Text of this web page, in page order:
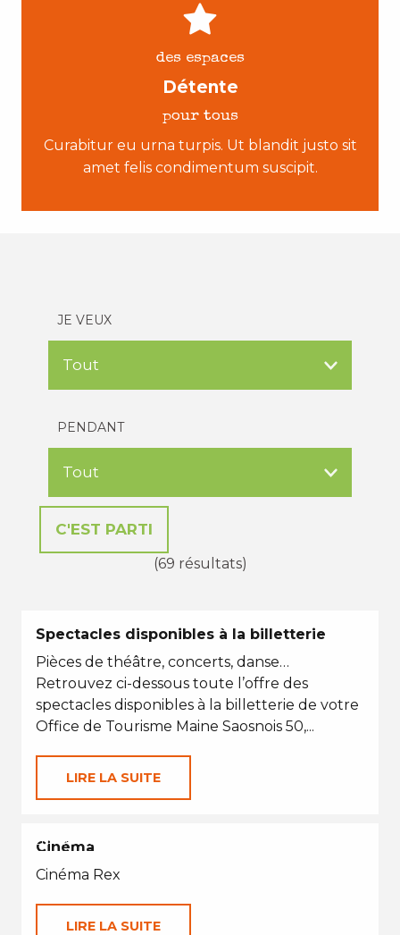
des espaces
Détente
pour tous
Curabitur eu urna turpis. Ut blandit justo sit
amet felis condimentum suscipit.
JE VEUX
PENDANT
(69 résultats)
Spectacles disponibles à la billetterie
Pièces de théâtre, concerts, danse…
Retrouvez ci-dessous toute l’offre des
spectacles disponibles à la billetterie de votre
Office de Tourisme Maine Saosnois 50,...
LIRE LA SUITE
EN TOUTES SAISONS
Cinéma
Cinéma Rex
LIRE LA SUITE